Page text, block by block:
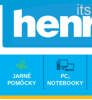
JARNÉ
POMÔCKY
PC,
NOTEBOOKY